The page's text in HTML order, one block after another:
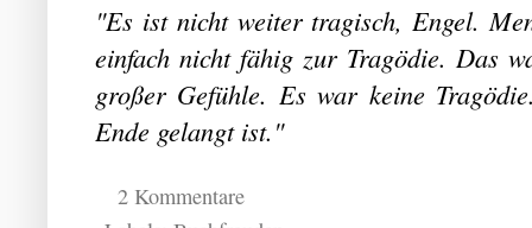
"Es ist nicht weiter tragisch, Engel.
einfach nicht fähig zur Tragödie. Das
großer Gefühle. Es war keine
Ende gelangt ist."
2 Kommentare